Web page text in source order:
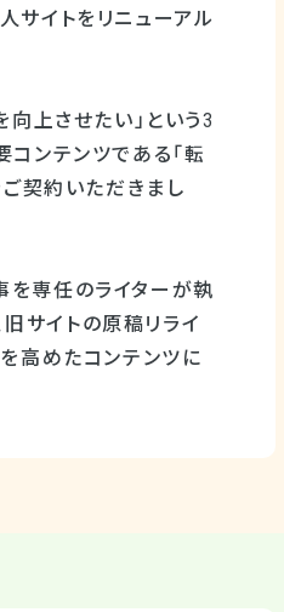
サイトをリニューアル
向上させたい」という3
ンテンツである「転
ご契約いただきまし
を専任のライターが執
サイトの原稿リライ
高めたコンテンツに